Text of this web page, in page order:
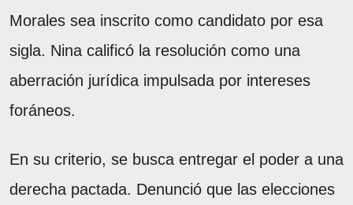
Morales sea inscrito como candidato por esa
sigla. Nina calificó la resolución como una
aberración jurídica impulsada por intereses
foráneos.
En su criterio, se busca entregar el poder a una
derecha pactada. Denunció que las elecciones